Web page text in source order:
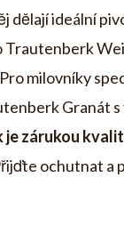
dělají ideální
Trautenberk
milovníky
Granát
zárukou
ochutnat a